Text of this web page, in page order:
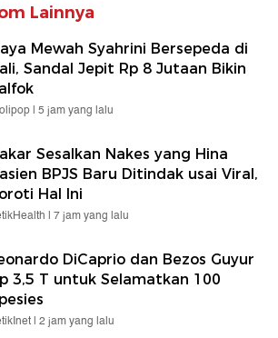
Lainnya
Mewah Syahrini Bersepeda di
Sandal Jepit Rp 8 Jutaan Bikin
| 5 jam yang lalu
Sesalkan Nakes yang Hina
BPJS Baru Ditindak usai Viral,
Hal Ini
| 7 jam yang lalu
DiCaprio dan Bezos Guyur
3,5 T untuk Selamatkan 100
| 2 jam yang lalu